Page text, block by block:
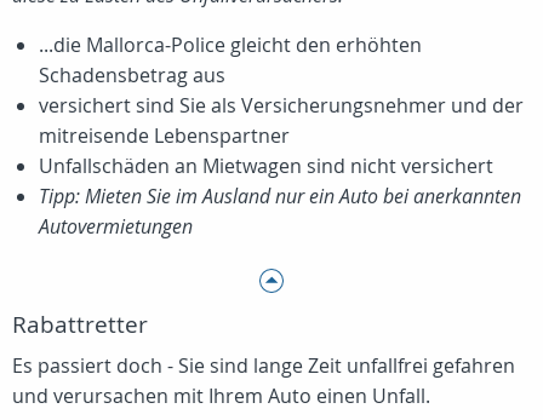
...die Mallorca-Police gleicht den erhöhten
Schadensbetrag aus
versichert sind Sie als Versicherungsnehmer und der
mitreisende Lebenspartner
Unfallschäden an Mietwagen sind nicht versichert
Tipp: Mieten Sie im Ausland nur ein Auto bei anerkannten
Autovermietungen
Rabattretter
Es passiert doch - Sie sind lange Zeit unfallfrei gefahren
und verursachen mit Ihrem Auto einen Unfall.